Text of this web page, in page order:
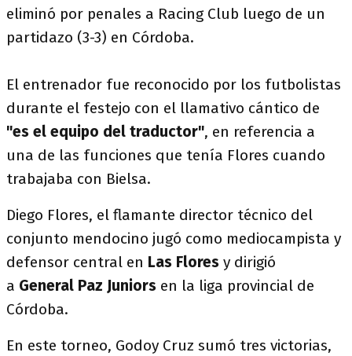
eliminó por penales a Racing Club luego de un
partidazo (3-3) en Córdoba.
El entrenador fue reconocido por los futbolistas
durante el festejo con el llamativo cántico de
"es el equipo del traductor", en referencia a
una de las funciones que tenía Flores cuando
trabajaba con Bielsa.
Diego Flores, el flamante director técnico del
conjunto mendocino jugó como mediocampista y
defensor central en Las Flores y dirigió
a General Paz Juniors en la liga provincial de
Córdoba.
En este torneo, Godoy Cruz sumó tres victorias,